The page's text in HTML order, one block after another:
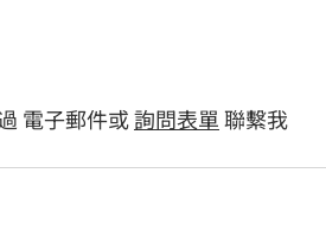
電子郵件或 詢問表單 聯繫我